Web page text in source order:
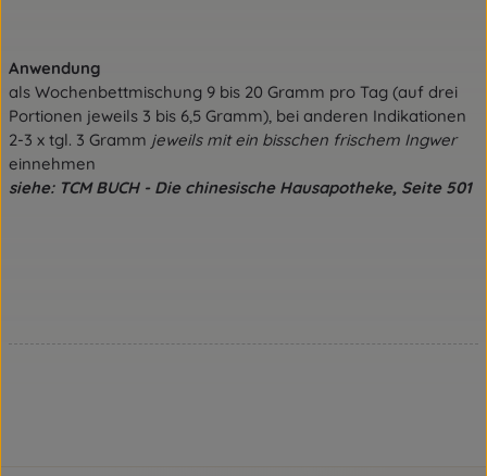
Anwendung
als Wochenbettmischung 9 bis 20 Gramm pro Tag (auf drei
Portionen jeweils 3 bis 6,5 Gramm), bei anderen Indikationen
2-3 x tgl. 3 Gramm jeweils mit ein bisschen frischem Ingwer
einnehmen
siehe: TCM BUCH - Die chinesische Hausapotheke, Seite 501